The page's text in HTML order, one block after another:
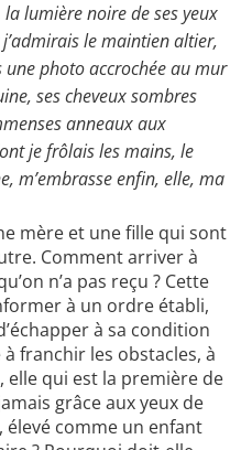
lumière noire de ses yeux
le maintien altier,
photo accrochée au mur
ses cheveux sombres
anneaux aux
je frôlais les mains, le
m’embrasse enfin, elle, ma
mère et une fille qui sont
Comment arriver à
n’a pas reçu ? Cette
à un ordre établi,
à sa condition
franchir les obstacles, à
elle qui est la première de
grâce aux yeux de
comme un enfant